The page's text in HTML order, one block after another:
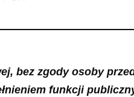
bez zgody osoby
funkcji